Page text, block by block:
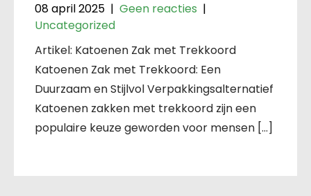
08 april 2025 | Geen reacties |
Uncategorized
Artikel: Katoenen Zak met Trekkoord
Katoenen Zak met Trekkoord: Een
Duurzaam en Stijlvol Verpakkingsalternatief
Katoenen zakken met trekkoord zijn een
populaire keuze geworden voor mensen […]